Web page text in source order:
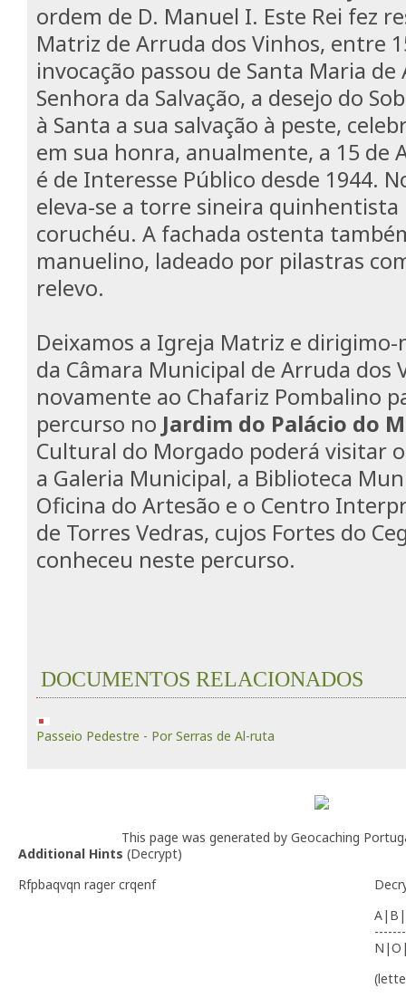
ordem de D. Manuel I. Este Rei fez
Matriz de Arruda dos Vinhos, entre
invocação passou de Santa Maria
Senhora da Salvação, a desejo do
à Santa a sua salvação à peste,
em sua honra, anualmente, a 15 de
é de Interesse Público desde 1944.
eleva-se a torre sineira
coruchéu. A fachada ostenta
manuelino, ladeado por pilastras
relevo.
Deixamos a Igreja Matriz e
da Câmara Municipal de Arruda dos
novamente ao Chafariz Pombalino
percurso no Jardim do Palácio do
Cultural do Morgado poderá visitar
a Galeria Municipal, a Biblioteca
Oficina do Artesão e o Centro
de Torres Vedras, cujos Fortes do
conheceu neste percurso.
DOCUMENTOS RELACIONADOS
Passeio Pedestre - Por Serras de Al-ruta
This page was generated by Geocaching
Additional Hints (Decrypt)
Rfpbaqvqn rager crqenf